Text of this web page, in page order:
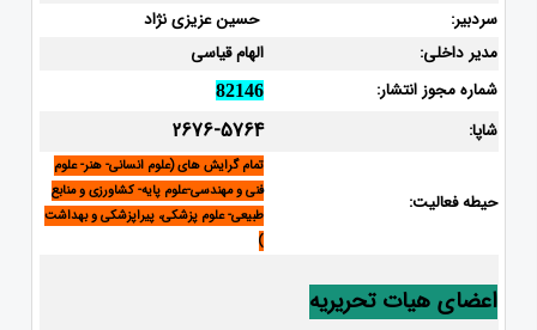
سردبیر:
حسین عزیزی نژاد
مدیر داخلی:
الهام قیاسی
شماره مجوز انتشار:
82146
شاپا: 2676-5764
حیطه فعالیت:
تمام گرایش های (علوم انسانی- هنر- علوم
فنی و مهندسی-علوم پایه- کشاورزی و منابع
طبیعی- علوم پزشکی، پیراپزشکی و بهداشت
)
اعضای هیات تحریریه